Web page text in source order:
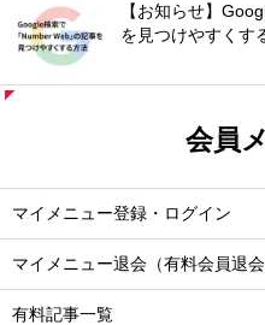
【お知らせ】
を見つけやすくす
会員
マイメニュー登録・ログイン
マイメニュー退会（有料会員退会
有料記事一覧